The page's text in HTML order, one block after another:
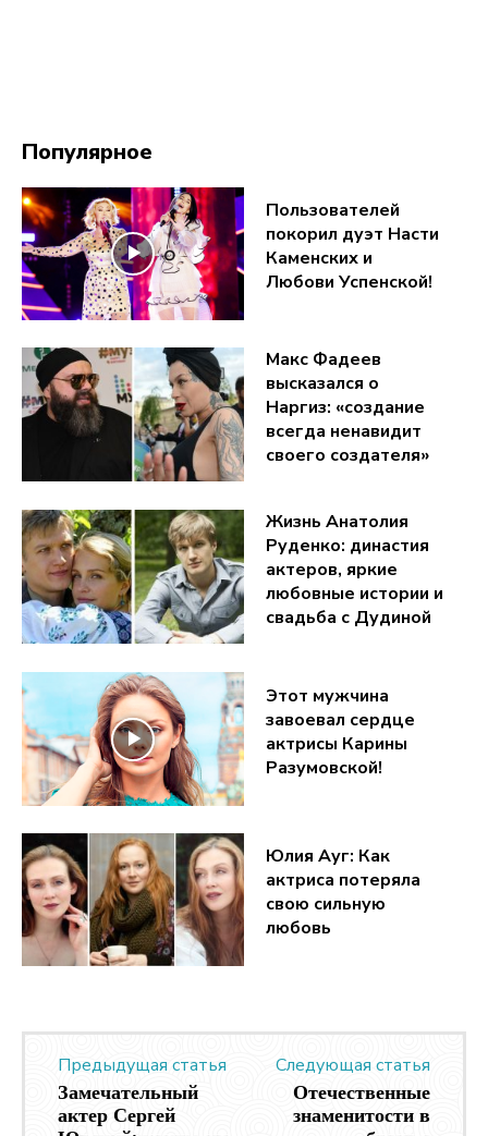
Популярное
Пользователей
покорил дуэт Насти
Каменских и
Любови Успенской!
Макс Фадеев
высказался о
Наргиз: «создание
всегда ненавидит
своего создателя»
Жизнь Анатолия
Руденко: династия
актеров, яркие
любовные истории и
свадьба с Дудиной
Этот мужчина
завоевал сердце
актрисы Карины
Разумовской!
Юлия Ауг: Как
актриса потеряла
свою сильную
любовь
Предыдущая статья
Замечательный
актер Сергей
Следующая статья
Отечественные
знаменитости в